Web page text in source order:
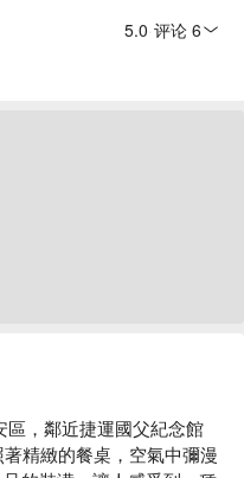
5.0 评论 6
區，鄰近捷運國父紀念館
精緻的餐桌，空氣中彌漫